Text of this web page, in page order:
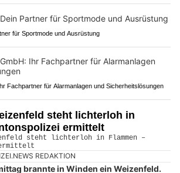
für Sportmode und Ausrüstung
Fachpartner für Alarmanlagen und Sicherheitslösungen
steht lichterloh in
ermittelt
REDAKTION
brannte in Winden ein Weizenfeld.